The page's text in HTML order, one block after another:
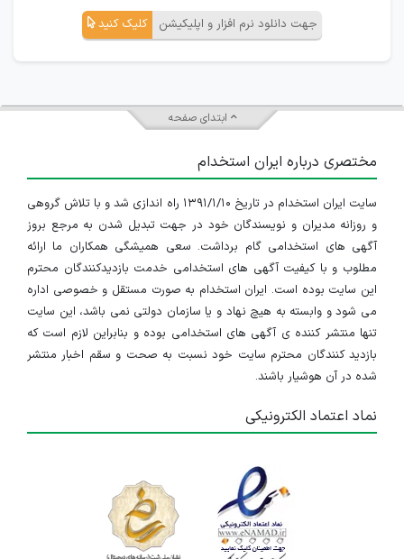
جهت دانلود نرم افزار و اپلیکیشن کلیک کنید
ابتدای صفحه
مختصری درباره ایران استخدام
سایت ایران استخدام در تاریخ ۱۳۹۱/۱/۱۰ راه اندازی شد و با تلاش گروهی
و روزانه مدیران و نویسندگان خود در جهت تبدیل شدن به مرجع بروز
آگهی های استخدامی گام برداشت. سعی همیشگی همکاران ما ارائه
مطلوب و با کیفیت آگهی های استخدامی خدمت بازدیدکنندگان محترم
این سایت بوده است. ایران استخدام به صورت مستقل و خصوصی اداره
می شود و وابسته به هیچ نهاد و یا سازمان دولتی نمی باشد، این سایت
تنها منتشر کننده ی آگهی های استخدامی بوده و بنابراین لازم است که
بازدید کنندگان محترم سایت خود نسبت به صحت و سقم اخبار منتشر
شده در آن هوشیار باشند.
نماد اعتماد الکترونیکی